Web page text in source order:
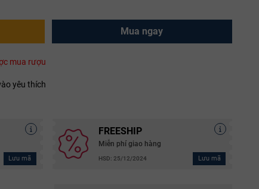
Mua ngay
mua rượu
yêu thích
Lưu mã
FREESHIP
Miễn phí giao hàng
HSD: 25/12/2024 Lưu mã